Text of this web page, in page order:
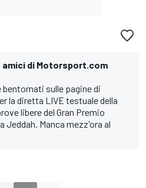
amici di Motorsport.com
sulle pagine di
la diretta LIVE testuale della
libere del Gran Premio
Jeddah. Manca mezz'ora al